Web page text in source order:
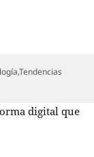
de Reels y
,Tendencias